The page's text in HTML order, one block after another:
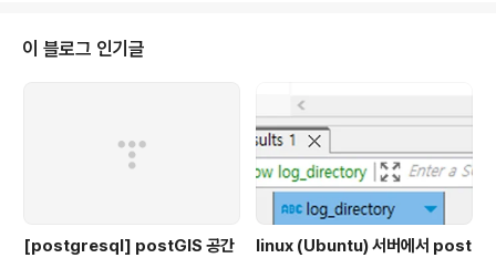
= ""; var width = ""; var agent = navigator.userAgent.toLowerC..
이 블로그 인기글
[postgresql] postGIS 공간
linux (Ubuntu) 서버에서 post